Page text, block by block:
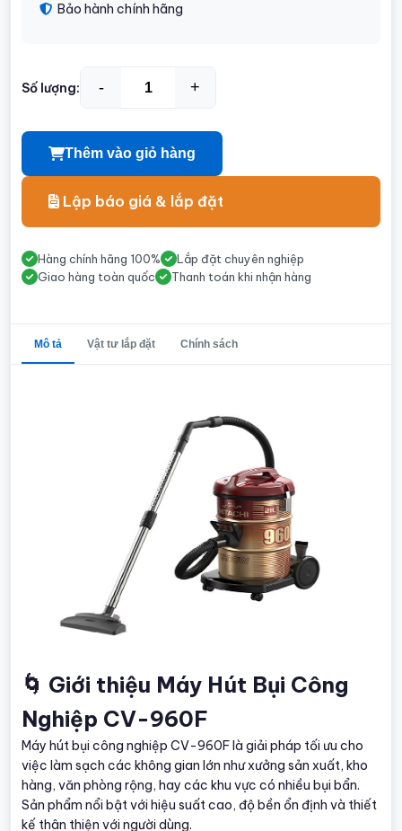
Bảo hành chính hãng
Số lượng: - +
Thêm vào giỏ hàng
Lập báo giá & lắp đặt
Hàng chính hãng 100%
Lắp đặt chuyên nghiệp
Giao hàng toàn quốc
Thanh toán khi nhận hàng
Mô tả Vật tư lắp đặt Chính sách
🌀 Giới thiệu Máy Hút Bụi Công
Nghiệp CV-960F
Máy hút bụi công nghiệp CV-960F là giải pháp tối ưu cho
việc làm sạch các không gian lớn như xưởng sản xuất, kho
hàng, văn phòng rộng, hay các khu vực có nhiều bụi bẩn.
Sản phẩm nổi bật với hiệu suất cao, độ bền ổn định và thiết
kế thân thiện với người dùng.